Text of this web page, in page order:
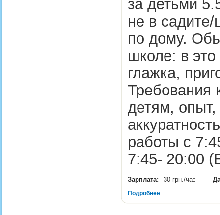
за детьми
не в
по дому.
школе: в
глажка,
Требования
детям, опыт,
работы с
7:45- 20:00
Зарплата: 30 грн./час
Подробнее